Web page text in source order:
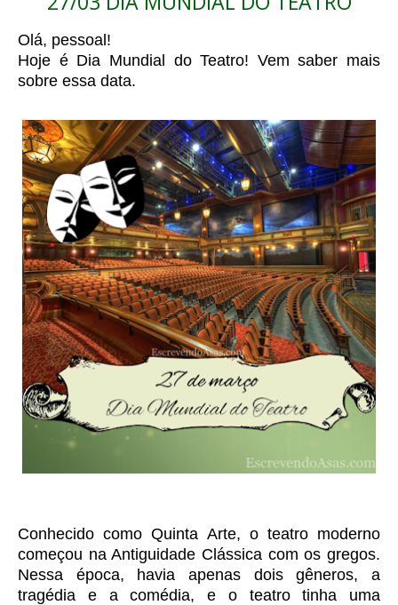
Olá, pessoal!
Hoje é Dia Mundial do Teatro! Vem saber mais
sobre essa data.
Conhecido como Quinta Arte, o teatro moderno
começou na Antiguidade Clássica com os gregos.
Nessa época, havia apenas dois gêneros, a
tragédia e a comédia, e o teatro tinha uma